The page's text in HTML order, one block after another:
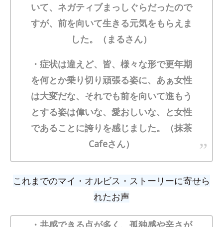
いて、ネガティブまっしぐらだったので
すが、前を向いて生きる元気をもらえま
した。（まるさん）
・症状は違えど、皆、様々な形で更年期
を何とか乗り切り頑張る姿に、あぁ女性
は大変だな、それでも前を向いて進もう
とする姿は偉いな、愛おしいな、と女性
であることに誇りを感じました。（抹茶
Cafeさん）
これまでのマイ・オルビス・ストーリーに寄せら
れたお声
・共感できる点が多く、孤独感や辛さが